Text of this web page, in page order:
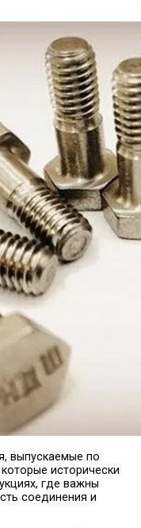
выпускаемые по
исторически
где важны
соединения и